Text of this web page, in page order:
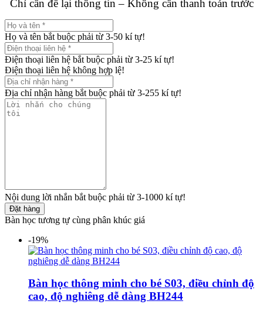
Chỉ cần để lại thông tin – Không cần thanh toán trước
Họ và tên bắt buộc phải từ 3-50 kí tự!
Điện thoại liên hệ bắt buộc phải từ 3-25 kí tự!
Điện thoại liên hệ không hợp lệ!
Địa chỉ nhận hàng bắt buộc phải từ 3-255 kí tự!
Nội dung lời nhắn bắt buộc phải từ 3-1000 kí tự!
Đặt hàng
Bàn học tương tự cùng phân khúc giá
-19%
Bàn học thông minh cho bé S03, điều chỉnh độ
cao, độ nghiêng dễ dàng BH244